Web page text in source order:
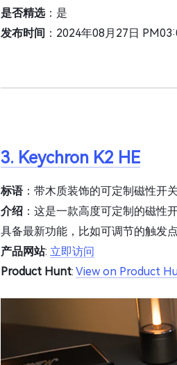
是否精选：是
发布时间 ：2024年08月27日
3. Keychron K2 HE
标语：带木质装饰的可定制磁性开
介绍 ：这是一款高度可定制的磁性
具备最新功能，比如可调节的触发
产品网站: 立即访问
Product Hunt: View on Product